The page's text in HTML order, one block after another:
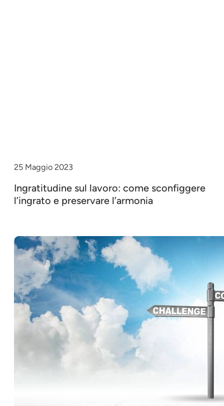
25 Maggio 2023
Ingratitudine sul lavoro: come sconfiggere
l’ingrato e preservare l’armonia